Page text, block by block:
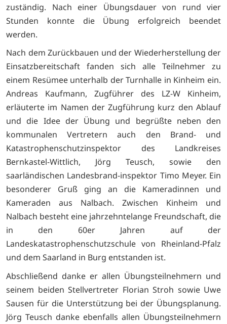
zuständig. Nach einer Übungsdauer von rund vier
Stunden konnte die Übung erfolgreich beendet
werden.
Nach dem Zurückbauen und der Wiederherstellung der
Einsatzbereitschaft fanden sich alle Teilnehmer zu
einem Resümee unterhalb der Turnhalle in Kinheim ein.
Andreas Kaufmann, Zugführer des LZ-W Kinheim,
erläuterte im Namen der Zugführung kurz den Ablauf
und die Idee der Übung und begrüßte neben den
kommunalen Vertretern auch den Brand- und
Katastrophenschutzinspektor des Landkreises
Bernkastel-Wittlich, Jörg Teusch, sowie den
saarländischen Landesbrand-inspektor Timo Meyer. Ein
besonderer Gruß ging an die Kameradinnen und
Kameraden aus Nalbach. Zwischen Kinheim und
Nalbach besteht eine jahrzehntelange Freundschaft, die
in den 60er Jahren auf der
Landeskatastrophenschutzschule von Rheinland-Pfalz
und dem Saarland in Burg entstanden ist.
Abschließend danke er allen Übungsteilnehmern und
seinem beiden Stellvertreter Florian Stroh sowie Uwe
Sausen für die Unterstützung bei der Übungsplanung.
Jörg Teusch danke ebenfalls allen Übungsteilnehmern